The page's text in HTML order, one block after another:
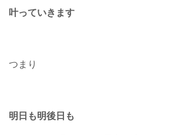
叶っていきます
つまり
明日も明後日も